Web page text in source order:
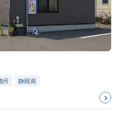
所 静岡県